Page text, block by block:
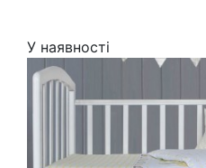
У наявності